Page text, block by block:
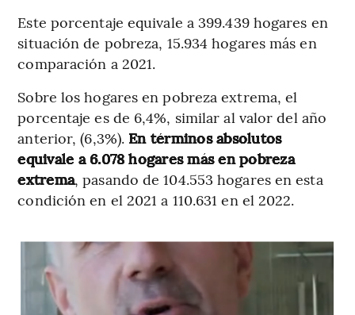
Este porcentaje equivale a 399.439 hogares en
situación de pobreza, 15.934 hogares más en
comparación a 2021.
Sobre los hogares en pobreza extrema, el
porcentaje es de 6,4%, similar al valor del año
anterior, (6,3%). En términos absolutos
equivale a 6.078 hogares más en pobreza
extrema, pasando de 104.553 hogares en esta
condición en el 2021 a 110.631 en el 2022.